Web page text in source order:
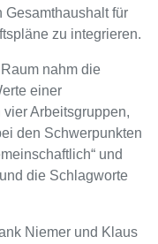
Gesamthaushalt für
zu integrieren.
nahm die
einer
Arbeitsgruppen,
den Schwerpunkten
und
die Schlagworte
Niemer und Klaus